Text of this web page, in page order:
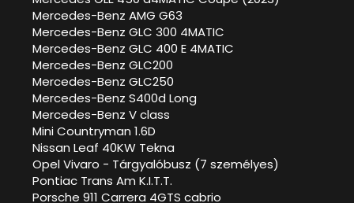
Mercedes-Benz AMG G63
Mercedes-Benz GLC 300 4MATIC
Mercedes-Benz GLC 400 E 4MATIC
Mercedes-Benz GLC200
Mercedes-Benz GLC250
Mercedes-Benz S400d Long
Mercedes-Benz V class
Mini Countryman 1.6D
Nissan Leaf 40KW Tekna
Opel Vivaro - Tárgyalóbusz (7 személyes)
Pontiac Trans Am K.I.T.T.
Porsche 911 Carrera 4GTS cabrio